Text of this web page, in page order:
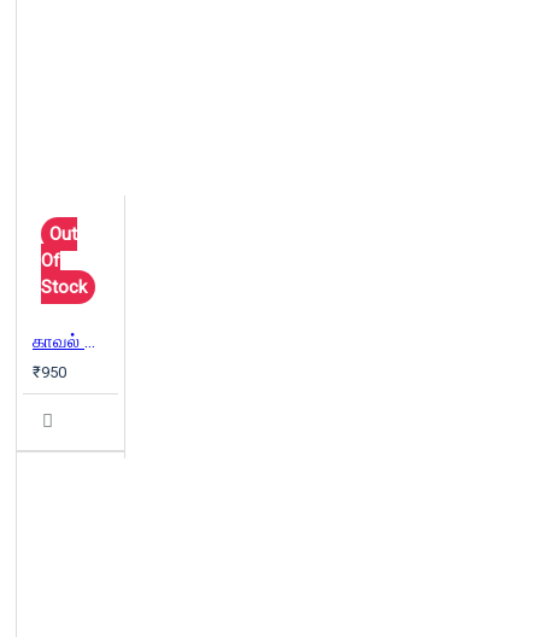
Out
Of
Stock
காவல் கோட்டம் - (தமிழினி பதிப்பகம்)
₹950